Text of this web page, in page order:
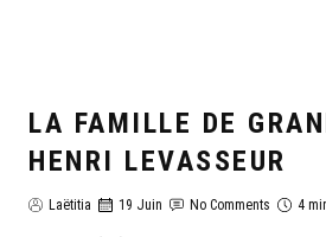
GÉNÉALOGIE LAËTITIA
LA FAMILLE DE
HENRI LEVASSEUR
Laëtitia 19 Juin No Comments 4